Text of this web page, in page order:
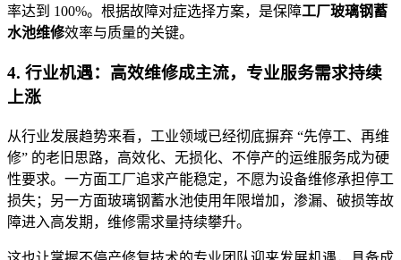
率达到 100%。根据故障对症选择方案，是保障工厂玻璃钢蓄
水池维修效率与质量的关键。
4. 行业机遇：高效维修成主流，专业服务需求持续
上涨
从行业发展趋势来看，工业领域已经彻底摒弃 “先停工、再维
修” 的老旧思路，高效化、无损化、不停产的运维服务成为硬
性要求。一方面工厂追求产能稳定，不愿为设备维修承担停工
损失；另一方面玻璃钢蓄水池使用年限增加，渗漏、破损等故
障进入高发期，维修需求量持续攀升。